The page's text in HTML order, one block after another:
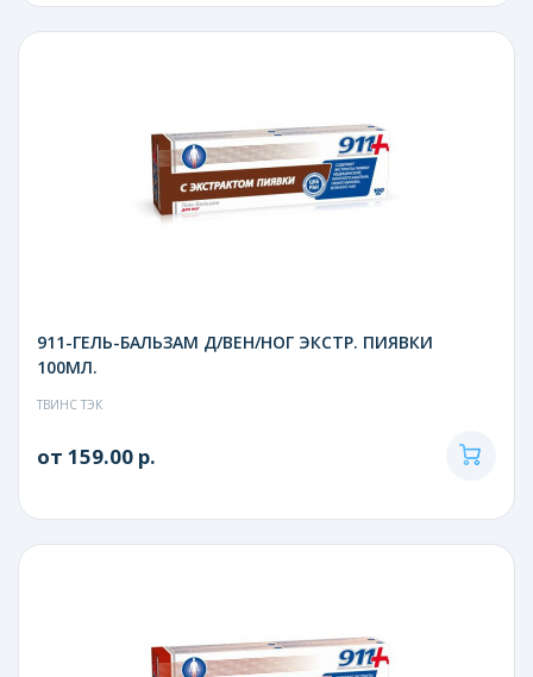
911-ГЕЛЬ-БАЛЬЗАМ Д/ВЕН/НОГ ЭКСТР. ПИЯВКИ
100МЛ.
ТВИНС ТЭК
от 159.00 р.